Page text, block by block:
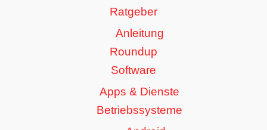
Ratgeber
Anleitung
Roundup
Software
Apps & Dienste
Betriebssysteme